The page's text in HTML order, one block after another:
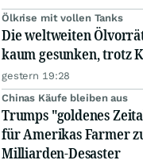
Ölkrise mit vollen Tanks
Die weltweiten
kaum gesunken, trotz
gestern 19:28
Chinas Käufe bleiben aus
Trumps "goldenes
für Amerikas Farmer
Milliarden-Desaster